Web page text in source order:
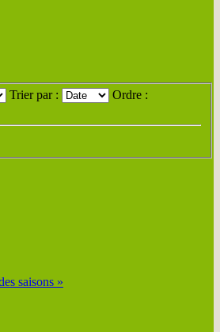
Trier par : Ordre :
saisons »